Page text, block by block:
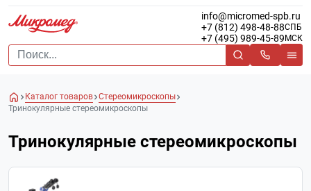
info@micromed-spb.ru
+7 (812) 498-48-88СПБ
+7 (495) 989-45-89 МСК
Каталог товаров Стереомикроскопы
Тринокулярные стереомикроскопы
Тринокулярные стереомикроскопы